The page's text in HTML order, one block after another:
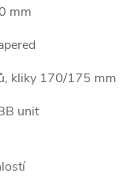
mm
kliky 170/175 mm
unit